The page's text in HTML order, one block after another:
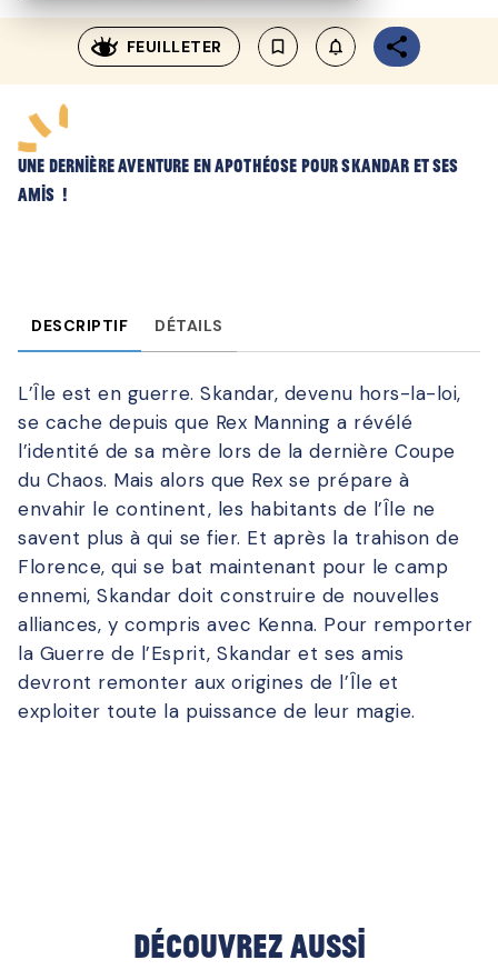
FEUILLETER bookmark_border
Une dernière aventure en apothéose pour Skandar et ses
amis !
DESCRIPTIF DÉTAILS
L’Île est en guerre. Skandar, devenu hors-la-loi,
se cache depuis que Rex Manning a révélé
l’identité de sa mère lors de la dernière Coupe
du Chaos. Mais alors que Rex se prépare à
envahir le continent, les habitants de l’Île ne
savent plus à qui se fier. Et après la trahison de
Florence, qui se bat maintenant pour le camp
ennemi, Skandar doit construire de nouvelles
alliances, y compris avec Kenna. Pour remporter
la Guerre de l’Esprit, Skandar et ses amis
devront remonter aux origines de l’Île et
exploiter toute la puissance de leur magie.
Découvrez aussi